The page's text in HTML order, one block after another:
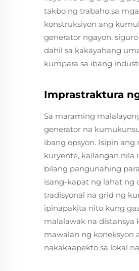
takbo ng trabaho sa
konstruksiyon ang
generator ngayon,
dahil sa kakayahang
kumpara sa ibang
Imprastraktura
Sa maraming
generator na
ibang opsyon. Isipin
kuryente, kailangan
bilang pangunahing
isang-kapat ng lahat ng
tradisyonal na grid ng
ipinapakita nito kung
malalawak na distansya
mawalan ng koneksyon
nakakaapekto sa lokal